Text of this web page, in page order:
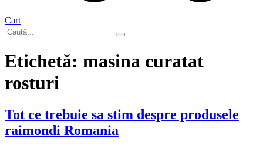
Cart
Etichetă: masina curatat
rosturi
Tot ce trebuie sa stim despre produsele
raimondi Romania